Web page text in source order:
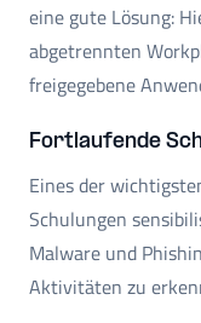
eine gute Lösung:
abgetrennten
freigegebene
Fortlaufende
Eines der
Schulungen
Malware und
Aktivitäten zu